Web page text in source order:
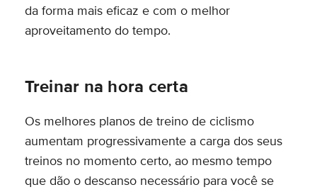
da forma mais eficaz e com o melhor
aproveitamento do tempo.
Treinar na hora certa
Os melhores planos de treino de ciclismo
aumentam progressivamente a carga dos seus
treinos no momento certo, ao mesmo tempo
que dão o descanso necessário para você se